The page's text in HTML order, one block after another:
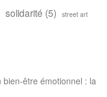
solidarité (5)
street art
bien-être émotionnel : la